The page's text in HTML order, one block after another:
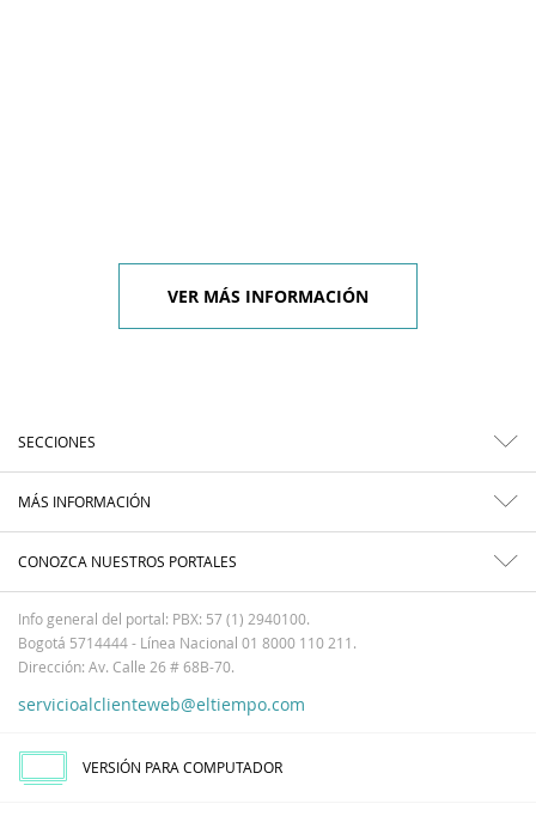
VER MÁS INFORMACIÓN
SECCIONES
MÁS INFORMACIÓN
CONOZCA NUESTROS PORTALES
Info general del portal: PBX: 57 (1) 2940100.
Bogotá 5714444 - Línea Nacional 01 8000 110 211.
Dirección: Av. Calle 26 # 68B-70.
servicioalclienteweb@eltiempo.com
VERSIÓN PARA COMPUTADOR